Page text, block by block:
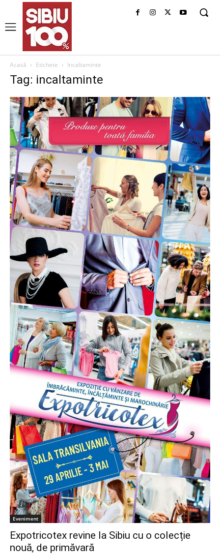
Acasă Etichete Incaltaminte
Tag: incaltaminte
Eveniment
Expotricotex revine la Sibiu cu o colecție
nouă, de primăvară